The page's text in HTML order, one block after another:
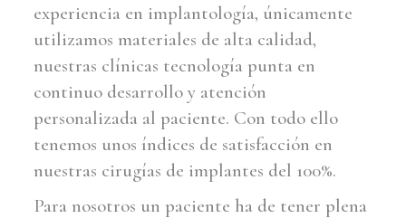
experiencia en implantología, únicamente
utilizamos materiales de alta calidad,
nuestras clínicas tecnología punta en
continuo desarrollo y atención
personalizada al paciente. Con todo ello
tenemos unos índices de satisfacción en
nuestras cirugías de implantes del 100%.
Para nosotros un paciente ha de tener plena